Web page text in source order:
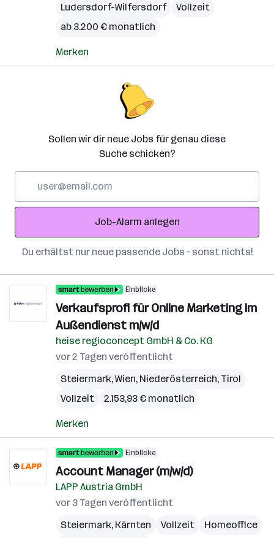
Ludersdorf-Wilfersdorf
Vollzeit
ab 3.200 € monatlich
Merken
Sollen wir dir neue Jobs für genau diese
Suche schicken?
Adresse
Job-Alarm anlegen
Du erhältst nur neue passende Jobs – sonst nichts!
Einblicke
Verkaufsprofi für Online Marketing im
Außendienst m/w/d
heise regioconcept GmbH & Co. KG
vor 2 Tagen veröffentlicht
Steiermark,Wien, Niederösterreich, Tirol
Vollzeit
2.153,93 € monatlich
Merken
Einblicke
Account Manager (m/w/d)
LAPP Austria GmbH
vor 3 Tagen veröffentlicht
Steiermark, Kärnten Vollzeit
Homeoffice